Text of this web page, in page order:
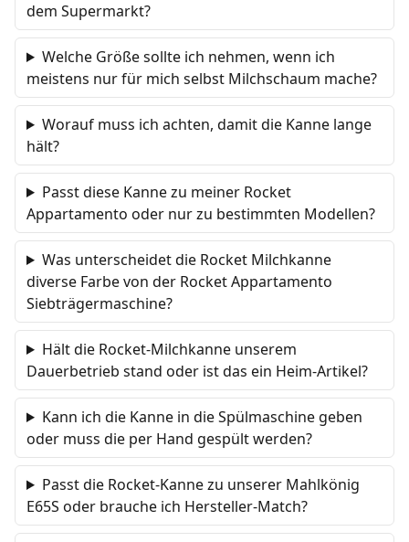
dem Supermarkt?
Welche Größe sollte ich nehmen, wenn ich
meistens nur für mich selbst Milchschaum mache?
Worauf muss ich achten, damit die Kanne lange
hält?
Passt diese Kanne zu meiner Rocket
Appartamento oder nur zu bestimmten Modellen?
Was unterscheidet die Rocket Milchkanne
diverse Farbe von der Rocket Appartamento
Siebträgermaschine?
Hält die Rocket-Milchkanne unserem
Dauerbetrieb stand oder ist das ein Heim-Artikel?
Kann ich die Kanne in die Spülmaschine geben
oder muss die per Hand gespült werden?
Passt die Rocket-Kanne zu unserer Mahlkönig
E65S oder brauche ich Hersteller-Match?